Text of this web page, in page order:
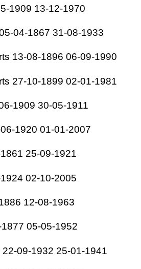
1909 13-12-1970
04-1867 31-08-1933
13-08-1896 06-09-1990
27-10-1899 02-01-1981
1909 30-05-1911
1920 01-01-2007
25-09-1921
02-10-2005
12-08-1963
05-05-1952
09-1932 25-01-1941